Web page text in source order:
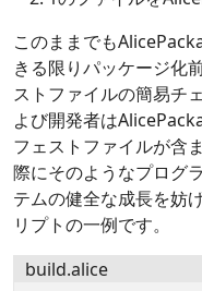
このままでも
きる限りパッケージ化
ストファイルの簡易チ
よび開発者は
フェストファイルが含
際にそのようなプログ
テムの健全な成長を妨
リプトの一例です。
build.alice